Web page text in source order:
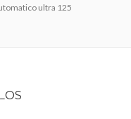
ultra 125